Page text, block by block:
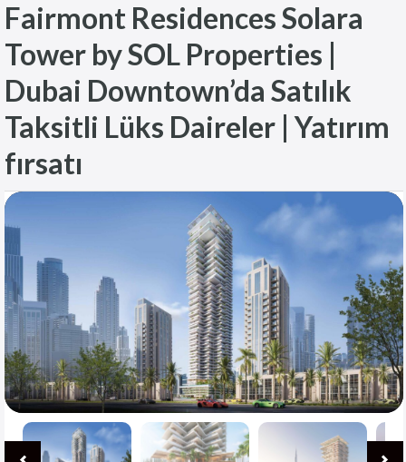
Fairmont Residences Solara
Tower by SOL Properties |
Dubai Downtown’da Satılık
Taksitli Lüks Daireler | Yatırım
fırsatı